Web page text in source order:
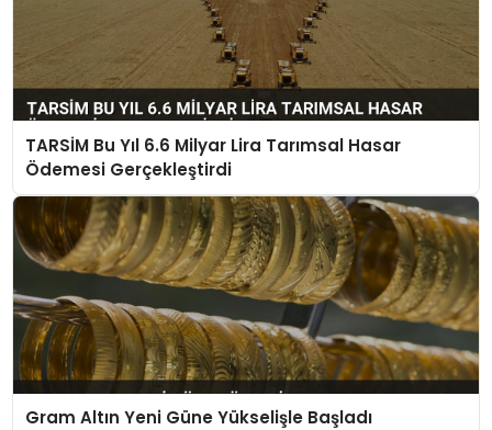
TARSİM Bu Yıl 6.6 Milyar Lira Tarımsal Hasar
Ödemesi Gerçekleştirdi
Gram Altın Yeni Güne Yükselişle Başladı